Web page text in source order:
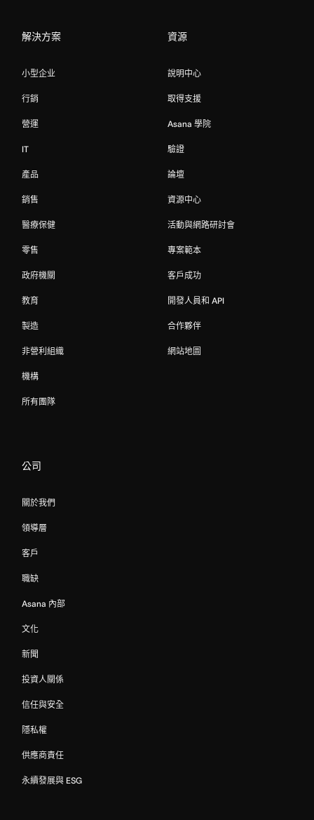
解決方案
小型企业
行銷
營運
IT
產品
銷售
醫療保健
零售
政府機關
教育
製造
非營利組織
機構
所有團隊
資源
說明中心
取得支援
Asana 學院
驗證
論壇
資源中心
活動與網路研討會
專案範本
客戶成功
開發人員和 API
合作夥伴
網站地圖
公司
關於我們
領導層
客戶
職缺
Asana 內部
文化
新聞
投資人關係
信任與安全
隱私權
供應商責任
永續發展與 ESG